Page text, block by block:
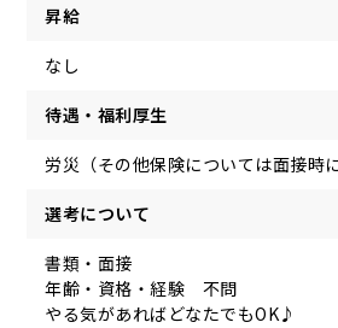
昇給
なし
待遇・福利厚生
労災（その他保険については面接時
選考について
書類・面接
年齢・資格・経験 不問
やる気があればどなたでもOK♪